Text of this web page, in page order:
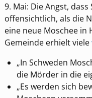
9. Mai: Die Angst,
offensichtlich, als die
eine neue Moschee in
Gemeinde erhielt viele
„In Schweden
die Mörder in die
„Es werden sich